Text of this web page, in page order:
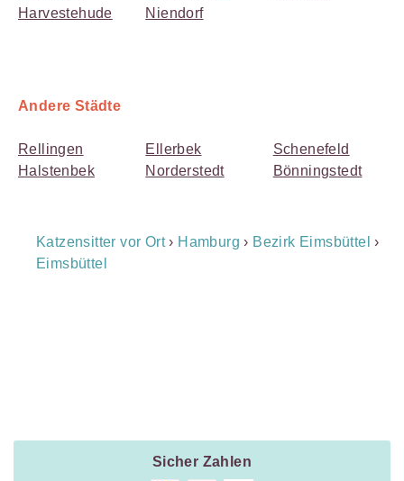
Harvestehude
Niendorf
Andere Städte
Rellingen
Halstenbek
Ellerbek
Norderstedt
Schenefeld
Bönningstedt
Breadcrumb
Navigation
Katzensitter vor Ort› Hamburg › Bezirk Eimsbüttel ›
Eimsbüttel
Sicher Zahlen